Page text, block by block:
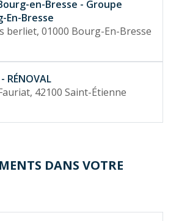
en-Bresse - Groupe
En-Bresse
berliet, 01000 Bourg-En-Bresse
RÉNOVAL
42100 Saint-Étienne
DANS VOTRE